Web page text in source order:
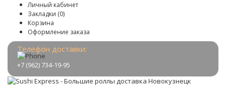
Личный кабинет
Закладки (0)
Корзина
Оформление заказа
Телефон доставки:
+7 (962) 734-19-95